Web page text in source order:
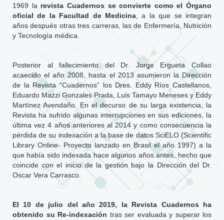
1969 la revista Cuadernos se convierte como el Órgano
oficial de la Facultad de Medicina , a la que se integran
años después otras tres carreras, las de Enfermería, Nutrición
y Tecnología médica.
Posterior al fallecimiento del Dr. Jorge Ergueta Collao
acaecido el año 2008, hasta el 2013 asumieron la Dirección
de la Revista “Cuadernos” los Dres. Eddy Ríos Castellanos,
Eduardo Mazzi Gonzales Prada, Luis Tamayo Meneses y Eddy
Martínez Avendaño. En el decurso de su larga existencia, la
Revista ha sufrido algunas interrupciones en sus ediciones, la
última vez 4 años anteriores al 2014 y como consecuencia la
pérdida de su indexación a la base de datos SciELO (Scientific
Library Online- Proyecto lanzado en Brasil el año 1997) a la
que había sido indexada hace algunos años antes, hecho que
coincide con el inicio de la gestión bajo la Dirección del Dr.
Oscar Vera Carrasco.
El 10 de julio del año 2019, la Revista Cuadernos ha
obtenido su Re-indexación tras ser evaluada y superar los